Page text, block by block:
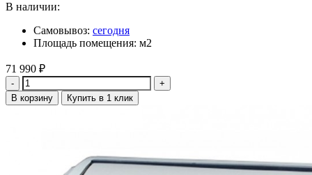
В наличии:
Самовывоз: сегодня
Площадь помещения: м2
71 990 ₽
Количество
В корзину Купить в 1 клик